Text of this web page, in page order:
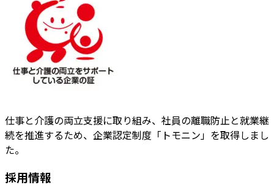
仕事と介護の両立支援に取り組み、社員の離職防止と就業継
続を推進するため、企業認定制度「トモニン」を取得しまし
た。
採用情報